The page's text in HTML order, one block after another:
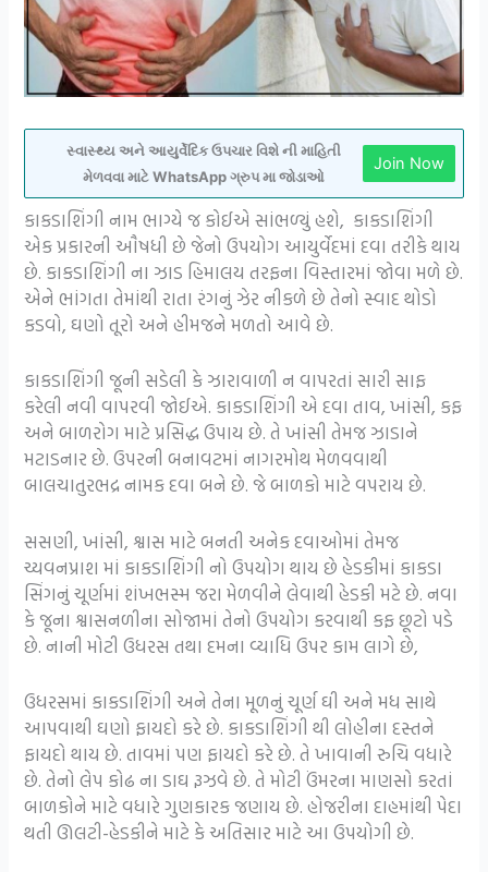
સ્વાસ્થ્ય અને આયુર્વેદિક ઉપચાર વિશે ની માહિતી
મેળવવા માટે WhatsApp ગ્રુપ મા જોડાઓ
Join Now
કાકડાશિંગી નામ ભાગ્યે જ કોઈએ સાંભળ્યું હશે, કાકડાશિંગી
એક પ્રકારની ઔષધી છે જેનો ઉપયોગ આયુર્વેદમાં દવા તરીકે થાય
છે. કાકડાશિંગી ના ઝાડ હિમાલય તરફના વિસ્તારમાં જોવા મળે છે.
એને ભાંગતા તેમાંથી રાતા રંગનું ઝેર નીકળે છે તેનો સ્વાદ થોડો
કડવો, ઘણો તૂરો અને હીમજને મળતો આવે છે.
કાકડાશિંગી જૂની સડેલી કે ઝારાવાળી ન વાપરતાં સારી સાફ
કરેલી નવી વાપરવી જોઈએ. કાકડાશિંગી એ દવા તાવ, ખાંસી, કફ
અને બાળરોગ માટે પ્રસિદ્ધ ઉપાય છે. તે ખાંસી તેમજ ઝાડાને
મટાડનાર છે. ઉપરની બનાવટમાં નાગરમોથ મેળવવાથી
બાલચાતુરભદ્ર નામક દવા બને છે. જે બાળકો માટે વપરાય છે.
સસણી, ખાંસી, શ્વાસ માટે બનતી અનેક દવાઓમાં તેમજ
ચ્યવનપ્રાશ માં કાકડાશિંગી નો ઉપયોગ થાય છે હેડકીમાં કાકડા
સિંગનું ચૂર્ણમાં શંખભસ્મ જરા મેળવીને લેવાથી હેડકી મટે છે. નવા
કે જૂના શ્વાસનળીના સોજામાં તેનો ઉપયોગ કરવાથી કફ છૂટો પડે
છે. નાની મોટી ઉધરસ તથા દમના વ્યાધિ ઉપર કામ લાગે છે,
ઉધરસમાં કાકડાશિંગી અને તેના મૂળનું ચૂર્ણ ઘી અને મધ સાથે
આપવાથી ઘણો ફાયદો કરે છે. કાકડાશિંગી થી લોહીના દસ્તને
ફાયદો થાય છે. તાવમાં પણ ફાયદો કરે છે. તે ખાવાની રુચિ વધારે
છે. તેનો લેપ કોઢ ના ડાઘ રૂઝવે છે. તે મોટી ઉંમરના માણસો કરતાં
બાળકોને માટે વધારે ગુણકારક જણાય છે. હોજરીના દાહમાંથી પેદા
થતી ઊલટી-હેડકીને માટે કે અતિસાર માટે આ ઉપયોગી છે.